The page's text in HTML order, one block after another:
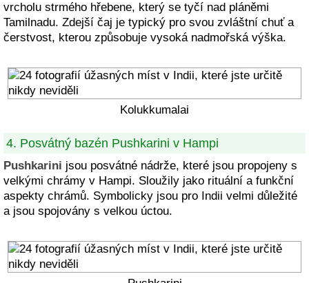
vrcholu strmého hřebene, který se tyčí nad pláněmi
Tamilnadu. Zdejší čaj je typický pro svou zvláštní chuť a
čerstvost, kterou způsobuje vysoká nadmořská výška.
Kolukkumalai
4. Posvátný bazén Pushkarini v Hampi
Pushkarini jsou posvátné nádrže, které jsou propojeny s
velkými chrámy v Hampi. Sloužily jako rituální a funkční
aspekty chrámů. Symbolicky jsou pro Indii velmi důležité
a jsou spojovány s velkou úctou.